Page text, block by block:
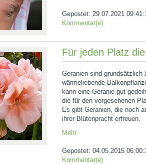
Gepostet: 29.07.2021
Kommentar(e)
Für jeden Platz
Geranien sind grundsätzlich
wärmeliebende
kann eine Geranie gut
die für den vorgesehenen
Es gibt Geranien, die noch
ihrer Blütenpracht erfreuen.
Mehr
Gepostet: 04.05.2015
Kommentar(e)